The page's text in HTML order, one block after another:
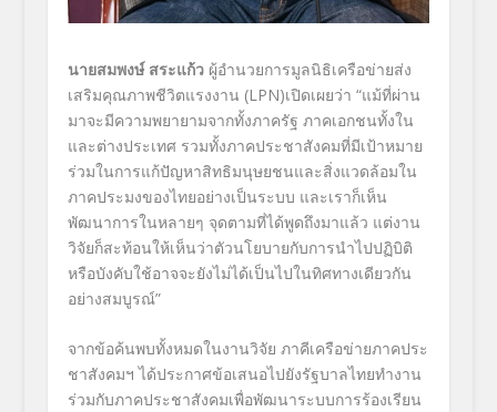
นายสมพงษ์ สระแก้วผู้อำนวยการมูลนิธิเครือข่ายส่ง
เสริมคุณภาพชีวิตแรงงาน (LPN)เปิดเผยว่า “แม้ที่ผ่าน
มาจะมีความพยายามจากทั้งภาครัฐ ภาคเอกชนทั้งใน
และต่างประเทศ รวมทั้งภาคประชาสังคมที่มีเป้าหมาย
ร่วมในการแก้ปัญหาสิทธิมนุษยชนและสิ่งแวดล้อมใน
ภาคประมงของไทยอย่างเป็นระบบ และเราก็เห็น
พัฒนาการในหลายๆ จุดตามที่ได้พูดถึงมาแล้ว แต่งาน
วิจัยก็สะท้อนให้เห็นว่าตัวนโยบายกับการนำไปปฏิบิติ
หรือบังคับใช้อาจจะยังไม่ได้เป็นไปในทิศทางเดียวกัน
อย่างสมบูรณ์”
จากข้อค้นพบทั้งหมดในงานวิจัย ภาคีเครือข่ายภาคประ
ชาสังคมฯ ได้ประกาศข้อเสนอไปยังรัฐบาลไทยทำงาน
ร่วมกับภาคประชาสังคมเพื่อพัฒนาระบบการร้องเรียน